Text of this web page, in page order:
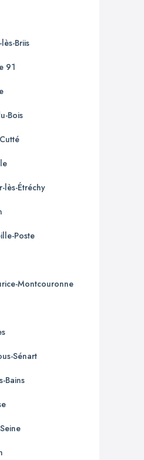
Briis
91
Bois
lès-Étréchy
Poste
Montcouronne
Sénart
Bains